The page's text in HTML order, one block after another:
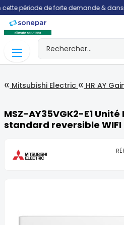
de forte demande & dans un
Mitsubishi Electric HR AY
MSZ-AY35VGK2-E1
standard reversible WIFI